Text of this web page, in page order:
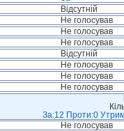
Відсутній
Не голосував
Не голосував
Не голосував
Відсутній
Не голосував
Не голосував
Не голосував
За:12 Проти:0
Не голосував